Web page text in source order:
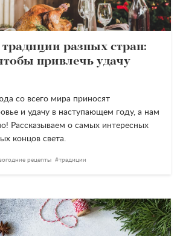
разных стран:
привлечь удачу
со всего мира приносят
и удачу в наступающем году, а нам
Рассказываем о самых интересных
концов света.
рецепты традиции